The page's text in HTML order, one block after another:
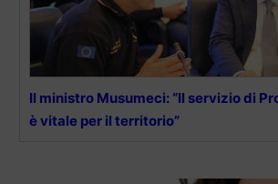
Il ministro Musumeci: “Il servizio di
è vitale per il territorio”